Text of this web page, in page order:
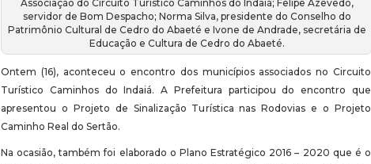
Associação do Circuito Turístico Caminhos do Indaiá; Felipe Azevedo,
servidor de Bom Despacho; Norma Silva, presidente do Conselho do
Patrimônio Cultural de Cedro do Abaeté e Ivone de Andrade, secretária de
Educação e Cultura de Cedro do Abaeté.
Ontem (16), aconteceu o encontro dos municípios associados no Circuito
Turístico Caminhos do Indaiá. A Prefeitura participou do encontro que
apresentou o Projeto de Sinalização Turística nas Rodovias e o Projeto
Caminho Real do Sertão.
Na ocasião, também foi elaborado o Plano Estratégico 2016 – 2020 que é o